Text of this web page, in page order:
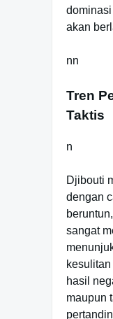
akan
nn
Tren
Taktis
n
Djibouti
dengan
sangat
hasil
maupun